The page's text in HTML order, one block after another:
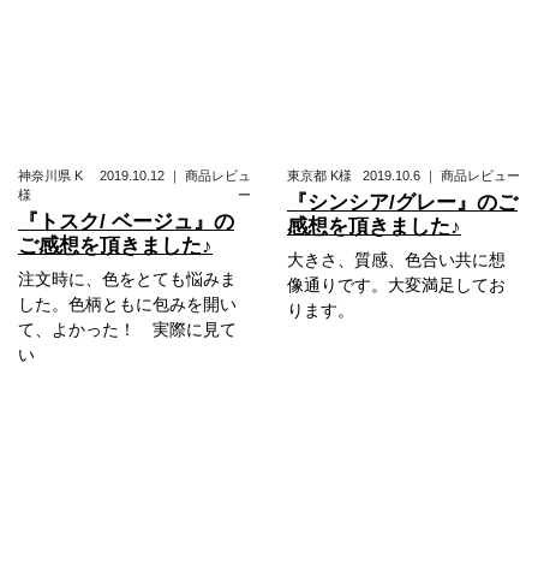
神奈川県 K
様
2019.10.12 ｜ 商品レビュ
ー
『トスク/ ベージュ』の
ご感想を頂きました♪
注文時に、色をとても悩みま
した。色柄ともに包みを開い
て、よかった！ 実際に見て
い
東京都 K様 2019.10.6 ｜ 商品レビュー
『シンシア/グレー』のご
感想を頂きました♪
大きさ、質感、色合い共に想
像通りです。大変満足してお
ります。